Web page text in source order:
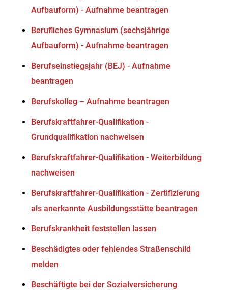
Aufbauform) - Aufnahme beantragen
Berufliches Gymnasium (sechsjährige
Aufbauform) - Aufnahme beantragen
Berufseinstiegsjahr (BEJ) - Aufnahme
beantragen
Berufskolleg – Aufnahme beantragen
Berufskraftfahrer-Qualifikation -
Grundqualifikation nachweisen
Berufskraftfahrer-Qualifikation - Weiterbildung
nachweisen
Berufskraftfahrer-Qualifikation - Zertifizierung
als anerkannte Ausbildungsstätte beantragen
Berufskrankheit feststellen lassen
Beschädigtes oder fehlendes Straßenschild
melden
Beschäftigte bei der Sozialversicherung